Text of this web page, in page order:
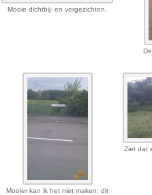
Mooie dichtbij- en vergezichten.
Mooier kan ik het niet maken: dit
Ziet dat